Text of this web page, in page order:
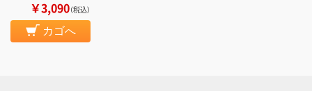
￥3,090（税込）
カゴへ